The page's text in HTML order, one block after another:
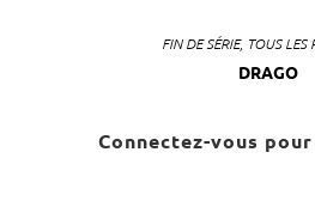
FIN DE SÉRIE, TOUS LES
DRAGO
Connectez-vous